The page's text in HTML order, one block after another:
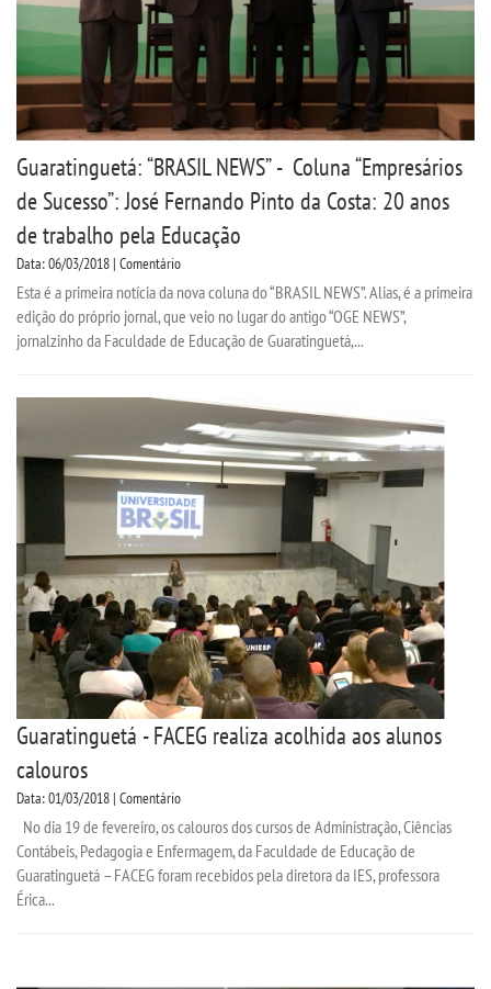
Guaratinguetá: “BRASIL NEWS” - Coluna “Empresários
de Sucesso”: José Fernando Pinto da Costa: 20 anos
de trabalho pela Educação
Data: 06/03/2018 | Comentário
Esta é a primeira notícia da nova coluna do “BRASIL NEWS”. Alias, é a primeira
edição do próprio jornal, que veio no lugar do antigo “OGE NEWS”,
jornalzinho da Faculdade de Educação de Guaratinguetá,...
Guaratinguetá - FACEG realiza acolhida aos alunos
calouros
Data: 01/03/2018 | Comentário
No dia 19 de fevereiro, os calouros dos cursos de Administração, Ciências
Contábeis, Pedagogia e Enfermagem, da Faculdade de Educação de
Guaratinguetá – FACEG foram recebidos pela diretora da IES, professora
Érica...